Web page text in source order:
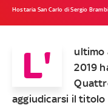
Hostaria San Carlo di Sergio
L'
ultimo
2019
aggiudicarsi il